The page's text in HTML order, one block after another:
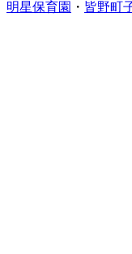
明星保育園 ・ 皆野町